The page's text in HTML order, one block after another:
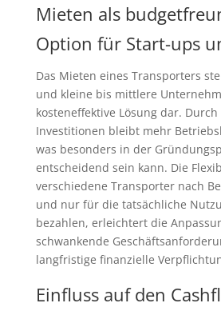
Mieten als
Option für Start-ups
Das Mieten eines Transporters
und kleine bis mittlere
kosteneffektive Lösung dar.
Investitionen bleibt mehr
was besonders in der
entscheidend sein kann. Die
verschiedene Transporter nach
und nur für die tatsächliche
bezahlen, erleichtert die
schwankende
langfristige finanzielle
Einfluss auf den